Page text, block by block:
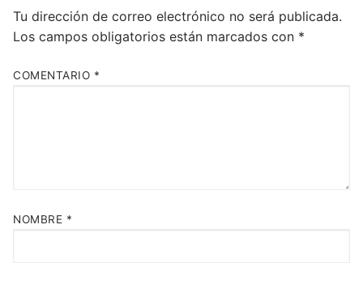
Tu dirección de correo electrónico no será publicada.
Los campos obligatorios están marcados con *
COMENTARIO *
NOMBRE *